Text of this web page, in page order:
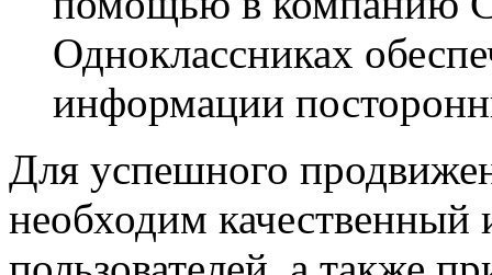
Одноклассниках
информации
Для успешного
необходим качественный